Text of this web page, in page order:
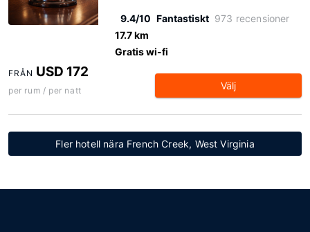
9.4/10 Fantastiskt 973 recensioner
17.7 km
Gratis wi-fi
FRÅN USD 172
per rum / per natt Välj
Fler hotell nära French Creek, West Virginia